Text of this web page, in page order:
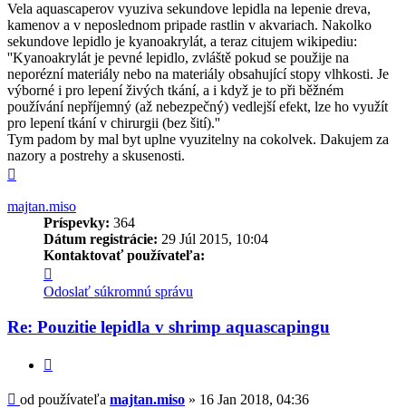
Vela aquascaperov vyuziva sekundove lepidla na lepenie dreva,
kamenov a v neposlednom pripade rastlin v akvariach. Nakolko
sekundove lepidlo je kyanoakrylát, a teraz citujem wikipediu:
''Kyanoakrylát je pevné lepidlo, zvláště pokud se použije na
neporézní materiály nebo na materiály obsahující stopy vlhkosti. Je
výborné i pro lepení živých tkání, a i když je to při běžném
používání nepříjemný (až nebezpečný) vedlejší efekt, lze ho využít
pro lepení tkání v chirurgii (bez šití).''
Tym padom by mal byt uplne vyuzitelny na cokolvek. Dakujem za
nazory a postrehy a skusenosti.
majtan.miso
Príspevky: 364
Dátum registrácie: 29 Júl 2015, 10:04
Kontaktovať používateľa:
informácie
používateľa
majtan.miso
Odoslať súkromnú správu
Re: Pouzitie lepidla v shrimp aquascapingu
Príspevok
od používateľa majtan.miso » 16 Jan 2018, 04:36